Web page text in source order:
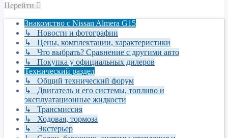
Перейти
Знакомство с Nissan Almera G15
↳ Новости и фотографии
↳ Цены, комплектации, характеристики
↳ Что выбрать? Сравнение с другими авто
↳ Покупка у официальных дилеров
Технический раздел
↳ Общий технический форум
↳ Двигатель и его системы, топливо и
эксплуатационные жидкости
↳ Трансмиссия
↳ Ходовая, тормоза
↳ Экстерьер